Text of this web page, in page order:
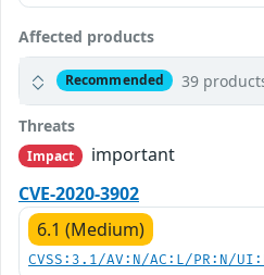
Affected products
Recommended 39
Threats
Impact
important
CVE-2020-3902
6.1 (Medium)
CVSS:3.1/AV:N/AC:L/PR:N/